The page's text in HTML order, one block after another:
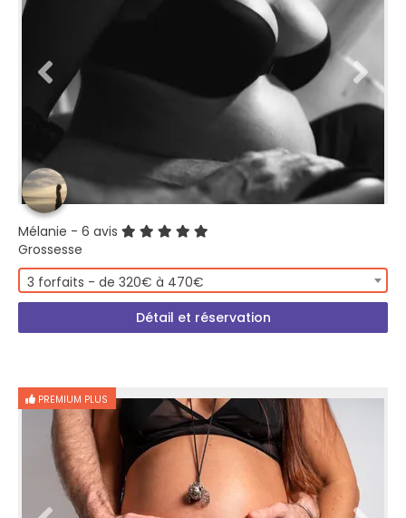
Mélanie - 6 avis
Grossesse
3 forfaits - de 320€ à 470€
Détail et réservation
PREMIUM PLUS